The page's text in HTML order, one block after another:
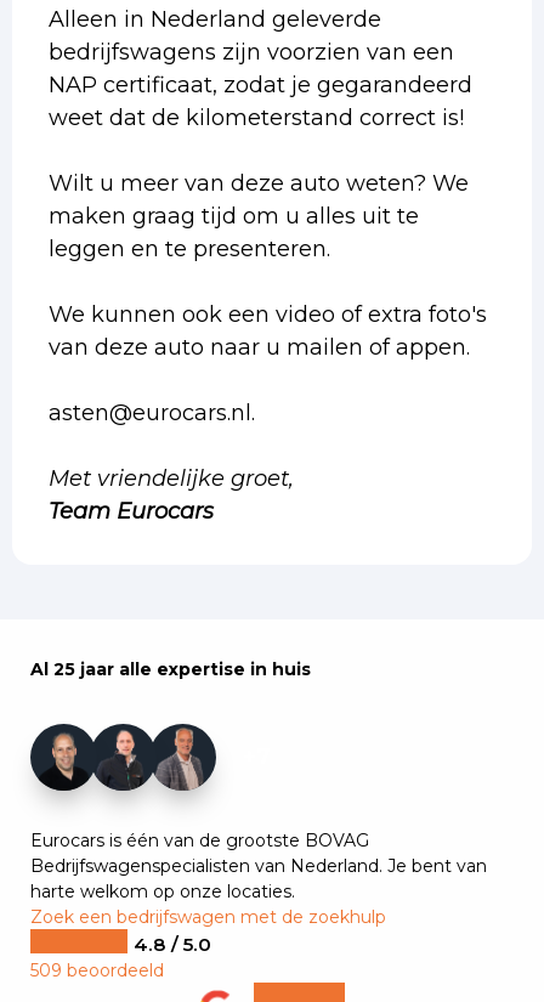
Alleen in Nederland geleverde
bedrijfswagens zijn voorzien van een
NAP certificaat, zodat je gegarandeerd
weet dat de kilometerstand correct is!
Wilt u meer van deze auto weten? We
maken graag tijd om u alles uit te
leggen en te presenteren.
We kunnen ook een video of extra foto's
van deze auto naar u mailen of appen.
asten@eurocars.nl.
Met vriendelijke groet,
Team Eurocars
Al 25 jaar alle expertise in huis
Eurocars is één van de grootste BOVAG
Bedrijfswagenspecialisten van Nederland. Je bent van
harte welkom op onze locaties.
Zoek een bedrijfswagen met de zoekhulp
4.8 / 5.0
509 beoordeeld